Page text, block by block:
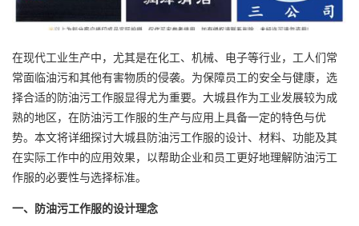
在现代工业生产中，尤其是在化工、机械、电子等行业，工人们常
常面临油污和其他有害物质的侵袭。为保障员工的安全与健康，选
择合适的防油污工作服显得尤为重要。大城县作为工业发展较为成
熟的地区，在防油污工作服的生产与应用上具备一定的特色与优
势。本文将详细探讨大城县防油污工作服的设计、材料、功能及其
在实际工作中的应用效果，以帮助企业和员工更好地理解防油污工
作服的必要性与选择标准。
一、防油污工作服的设计理念